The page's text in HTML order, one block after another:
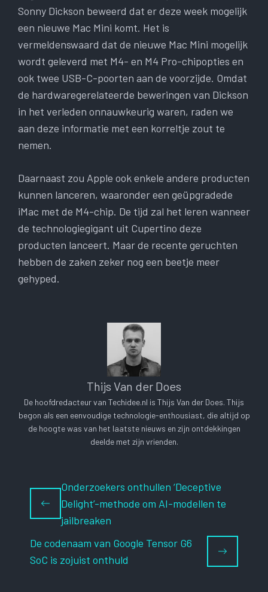
Sonny Dickson beweerd dat er deze week mogelijk
een nieuwe Mac Mini komt. Het is
vermeldenswaard dat de nieuwe Mac Mini mogelijk
wordt geleverd met M4- en M4 Pro-chipopties en
ook twee USB-C-poorten aan de voorzijde. Omdat
de hardwaregerelateerde beweringen van Dickson
in het verleden onnauwkeurig waren, raden we
aan deze informatie met een korreltje zout te
nemen.
Daarnaast zou Apple ook enkele andere producten
kunnen lanceren, waaronder een geüpgradede
iMac met de M4-chip. De tijd zal het leren wanneer
de technologiegigant uit Cupertino deze
producten lanceert. Maar de recente geruchten
hebben de zaken zeker nog een beetje meer
gehyped.
Thijs Van der Does
De hoofdredacteur van Techidee.nl is Thijs Van der Does. Thijs
begon als een eenvoudige technologie-enthousiast, die altijd op
de hoogte was van het laatste nieuws en zijn ontdekkingen
deelde met zijn vrienden.
Onderzoekers onthullen ‘Deceptive
Delight’-methode om AI-modellen te
jailbreaken
De codenaam van Google Tensor G6
SoC is zojuist onthuld